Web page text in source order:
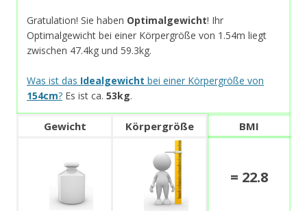
Gratulation! Sie haben Optimalgewicht! Ihr
Optimalgewicht bei einer Körpergröße von 1.54m liegt
zwischen 47.4kg und 59.3kg.
Was ist das Idealgewicht bei einer Körpergröße von
154cm? Es ist ca. 53kg.
Gewicht Körpergröße BMI
= 22.8